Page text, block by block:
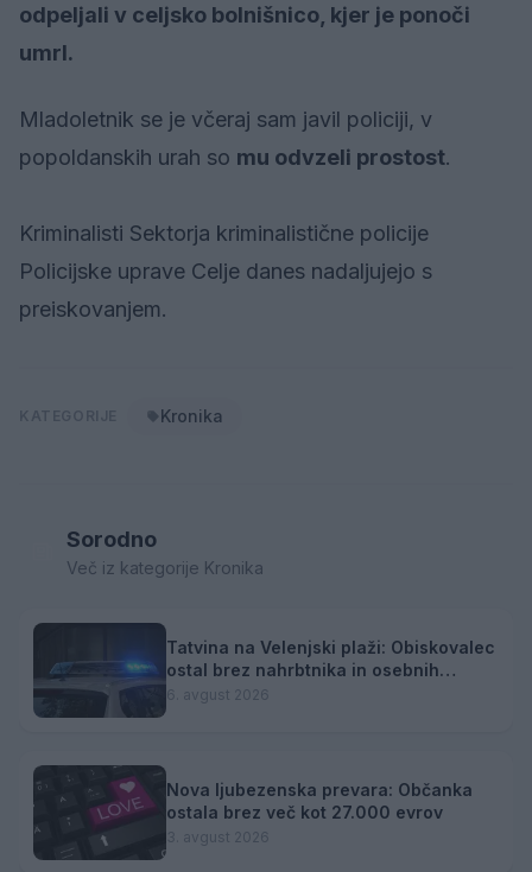
odpeljali v celjsko bolnišnico, kjer je ponoči
umrl.
Mladoletnik se je včeraj sam javil policiji, v
popoldanskih urah so mu odvzeli prostost.
Kriminalisti Sektorja kriminalistične policije
Policijske uprave Celje danes nadaljujejo s
preiskovanjem.
Kronika
Sorodno
Več iz kategorije Kronika
Tatvina na Velenjski plaži: Obiskovalec
ostal brez nahrbtnika in osebnih
predmetov
6. avgust 2026
Nova ljubezenska prevara: Občanka
ostala brez več kot 27.000 evrov
3. avgust 2026